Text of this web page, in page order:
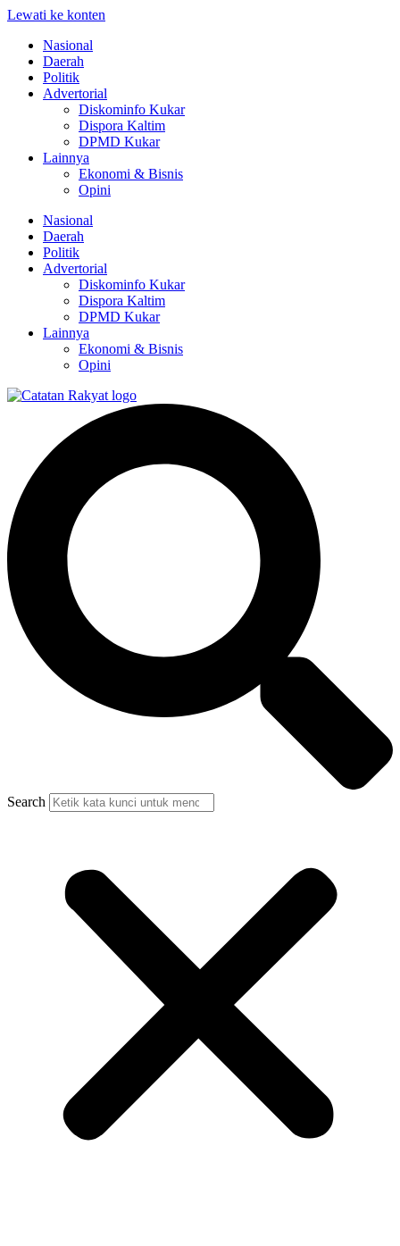
Lewati ke konten
Nasional
Daerah
Politik
Advertorial
Diskominfo Kukar
Dispora Kaltim
DPMD Kukar
Lainnya
Ekonomi & Bisnis
Opini
Nasional
Daerah
Politik
Advertorial
Diskominfo Kukar
Dispora Kaltim
DPMD Kukar
Lainnya
Ekonomi & Bisnis
Opini
Search